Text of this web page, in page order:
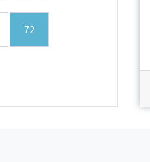
72